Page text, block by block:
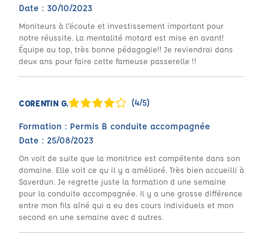
Date : 30/10/2023
Moniteurs à l’écoute et investissement important pour
notre réussite. La mentalité motard est mise en avant!
Équipe au top, très bonne pédagogie!! Je reviendrai dans
deux ans pour faire cette fameuse passerelle !!
CORENTIN G. (4/5)
Formation : Permis B conduite accompagnée
Date : 25/08/2023
On voit de suite que la monitrice est compétente dans son
domaine. Elle voit ce qu il y a amélioré. Très bien accueilli à
Saverdun. Je regrette juste la formation d une semaine
pour la conduite accompagnée. Il y a une grosse différence
entre mon fils aîné qui a eu des cours individuels et mon
second en une semaine avec d autres.